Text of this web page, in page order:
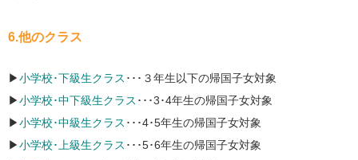
6.他のクラス
▶小学校･下級生クラス ･･･３年生以下の帰国子女対象
▶小学校･中下級生クラス ･･･3･4年生の帰国子女対象
▶小学校･中級生クラス ･･･4･5年生の帰国子女対象
▶小学校･上級生クラス ･･･5･6年生の帰国子女対象